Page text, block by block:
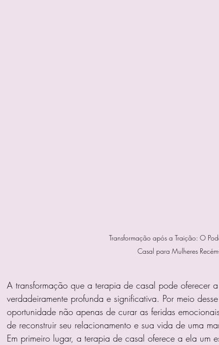
Transformação após a Traição: O
Casal para Mulheres
A transformação que a terapia de casal pode oferecer
verdadeiramente profunda e significativa. Por meio
oportunidade não apenas de curar as feridas
de reconstruir seu relacionamento e sua vida de uma
Em primeiro lugar, a terapia de casal oferece a ela um